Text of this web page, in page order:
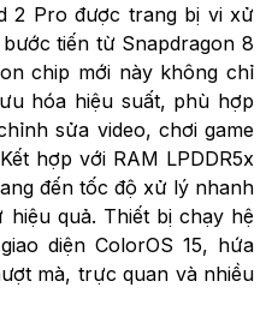
2 Pro được trang bị vi xử
tiến từ Snapdragon 8
chip mới này không chỉ
hóa hiệu suất, phù hợp
sửa video, chơi game
hợp với RAM LPDDR5x
đến tốc độ xử lý nhanh
quả. Thiết bị chạy hệ
diện ColorOS 15, hứa
mà, trực quan và nhiều